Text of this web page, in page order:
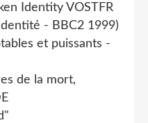
Identity VOSTFR
- BBC2 1999)
et puissants -
de la mort,